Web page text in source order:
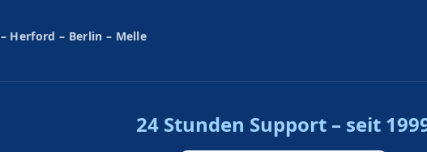
– Herford – Berlin – Melle
24 Stunden Support – seit